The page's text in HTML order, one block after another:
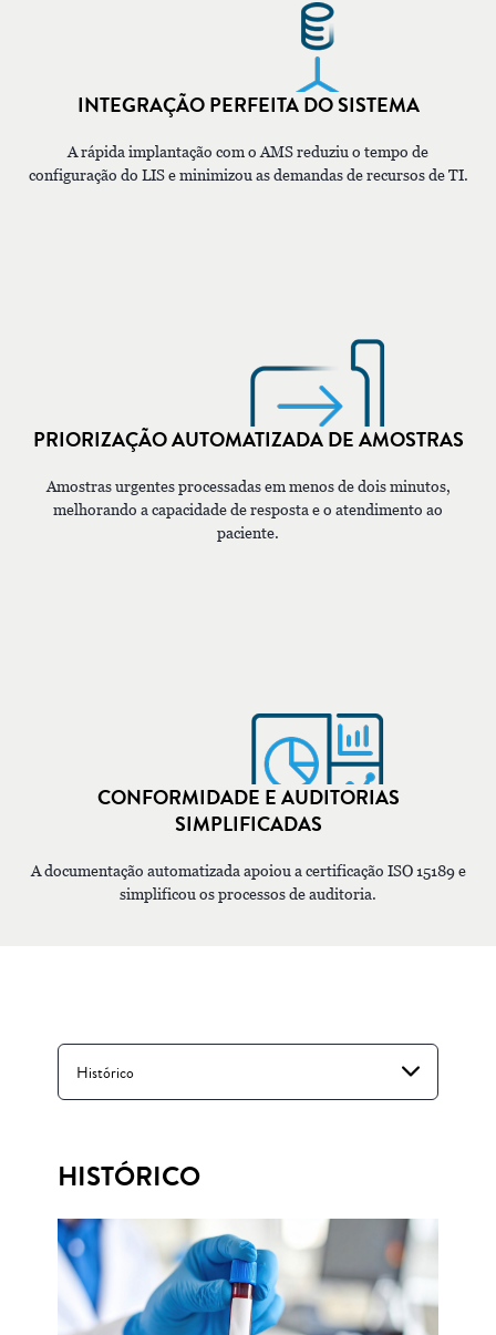
INTEGRAÇÃO PERFEITA DO SISTEMA
A rápida implantação com o AMS reduziu o tempo de
configuração do LIS e minimizou as demandas de recursos de TI.
PRIORIZAÇÃO AUTOMATIZADA DE AMOSTRAS
Amostras urgentes processadas em menos de dois minutos,
melhorando a capacidade de resposta e o atendimento ao
paciente.
CONFORMIDADE E AUDITORIAS
SIMPLIFICADAS
A documentação automatizada apoiou a certificação ISO 15189 e
simplificou os processos de auditoria.
Histórico
HISTÓRICO